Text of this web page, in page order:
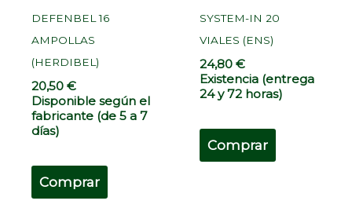
DEFENBEL 16
AMPOLLAS
(HERDIBEL)
20,50€
Disponible según el
fabricante (de 5 a 7
días)
Comprar
SYSTEM-IN 20
VIALES (ENS)
24,80€
Existencia (entrega
24 y 72 horas)
Comprar